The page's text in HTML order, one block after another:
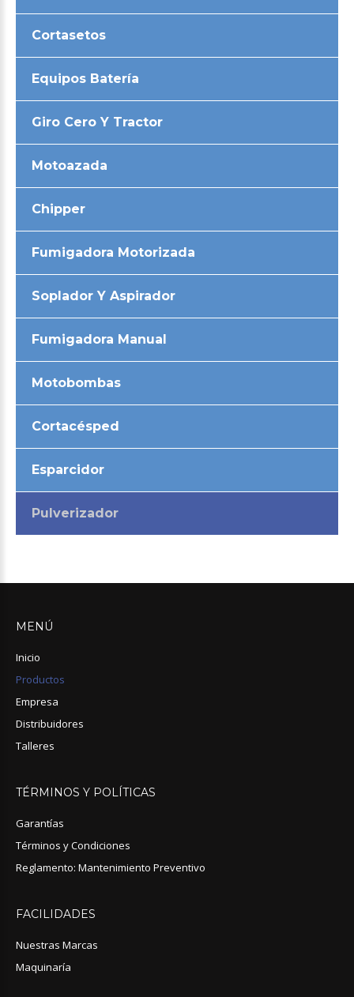
Cortasetos
Equipos Batería
Giro Cero Y Tractor
Motoazada
Chipper
Fumigadora Motorizada
Soplador Y Aspirador
Fumigadora Manual
Motobombas
Cortacésped
Esparcidor
Pulverizador
MENÚ
Inicio
Productos
Empresa
Distribuidores
Talleres
TÉRMINOS Y POLÍTICAS
Garantías
Términos y Condiciones
Reglamento: Mantenimiento Preventivo
FACILIDADES
Nuestras Marcas
Maquinaría